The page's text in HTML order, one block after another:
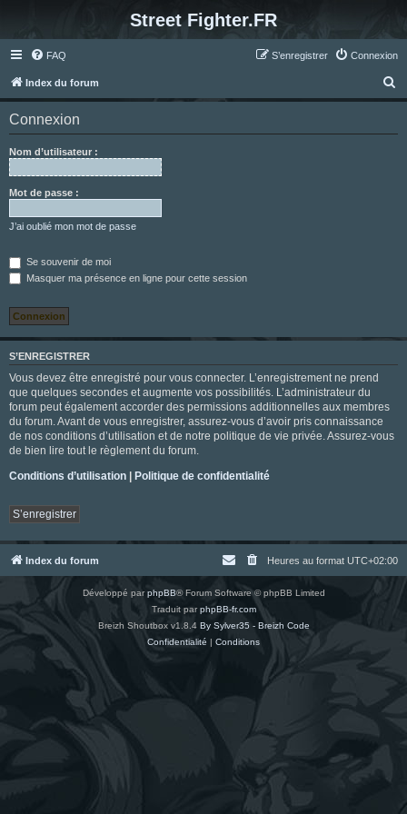
Street Fighter.FR
FAQ Connexion
S’enregistrer
Index du forum
e
Connexion
Nom d’utilisateur :
Mot de passe :
J’ai oublié mon mot de passe
Se souvenir de moi
Masquer ma présence en ligne pour cette session
S’ENREGISTRER
Vous devez être enregistré pour vous connecter. L’enregistrement ne prend
que quelques secondes et augmente vos possibilités. L’administrateur du
forum peut également accorder des permissions additionnelles aux membres
du forum. Avant de vous enregistrer, assurez-vous d’avoir pris connaissance
de nos conditions d’utilisation et de notre politique de vie privée. Assurez-vous
de bien lire tout le règlement du forum.
Conditions d’utilisation | Politique de confidentialité
S’enregistrer
Index du forum Heures au format UTC+02:00
Développé parphpBB® Forum Software © phpBB Limited
Traduit parphpBB-fr.com
Breizh Shoutbox v1.8.4 By Sylver35 - Breizh Code
Confidentialité | Conditions